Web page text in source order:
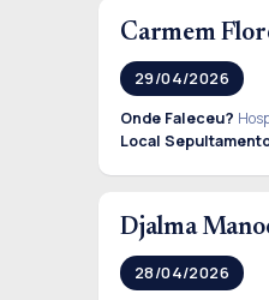
Carmem
29/04/2026
Onde Faleceu?
Local
Djalma
28/04/2026